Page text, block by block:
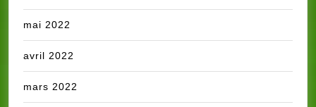
mai 2022
avril 2022
mars 2022